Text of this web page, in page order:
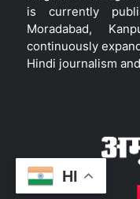
HI
is currently
Moradabad,
continuously
Hindi journalism